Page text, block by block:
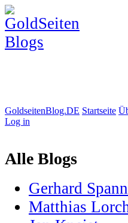
GoldseitenBlog.DE Startseite
Log in
Alle Blogs
Gerhard
Matthias